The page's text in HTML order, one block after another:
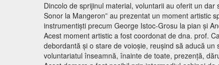
Dincolo de sprijinul material, voluntarii au oferit un
Sonor la Mangeron” au prezentat un moment artistic
instrumentiști precum George Istoc-Grosu la pian și
Acest moment artistic a fost coordonat de dna. prof.
debordantă și o stare de voioșie, reușind să aducă
voluntariatul înseamnă, înainte de toate, prezență,